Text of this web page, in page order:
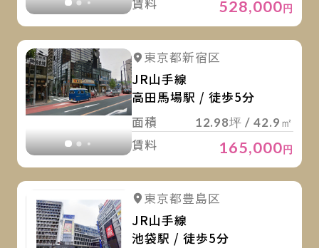
賃料 528,000円
詳細を見る
東京都新宿区
JR山手線
高田馬場駅 / 徒歩5分
面積
12.98坪 / 42.9㎡
賃料 165,000円
詳細を見る
東京都豊島区
JR山手線
池袋駅 / 徒歩5分